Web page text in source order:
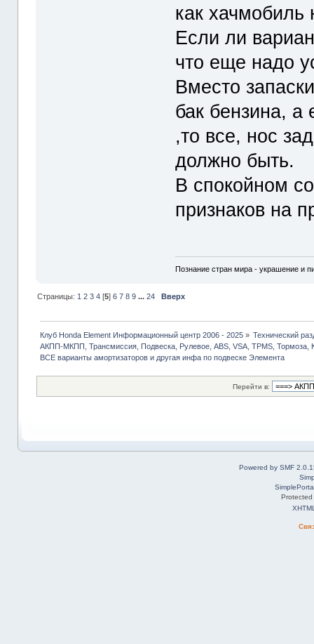
как хачмобиль
Если ли
что еще надо
Вместо
бак бензина,
,то все, нос
должно быть.
В спокойном
признаков на
Познание стран мира - украшение и
Страницы: 1 2 3 4[5] 6 7 8 9 ... 24 Вверх
Клуб Honda Element Информационный центр 2006 - 2025» Технический
АКПП-МКПП, Трансмиссия, Подвеска, Рулевое, ABS, VSA, TPMS, Тормоза,
ВСЕ варианты амортизаторов и другая инфа по подвеске Элемента
Перейти в:
Powered by SMF